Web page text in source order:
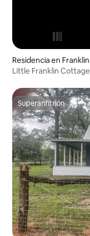
Residencia en Franklin
Little Franklin Cottage
Superanfitrión
Superanfitrión